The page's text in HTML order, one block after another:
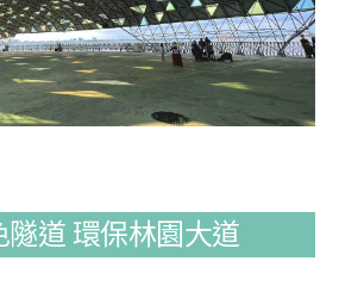
隧道 環保林園大道